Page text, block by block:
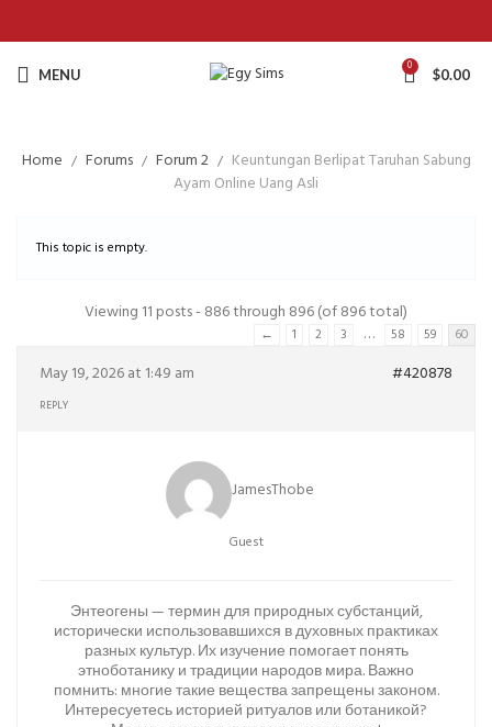
MENU 0 $0.00
Home Forums Forum 2
Keuntungan Berlipat Taruhan Sabung
Ayam Online Uang Asli
This topic is empty.
Viewing 11 posts - 886 through 896 (of 896 total)
← 1 2 3 … 58 59 60
May 19, 2026 at 1:49 am #420878
REPLY
JamesThobe
Guest
Энтеогены — термин для природных субстанций,
исторически использовавшихся в духовных практиках
разных культур. Их изучение помогает понять
этноботанику и традиции народов мира. Важно
помнить: многие такие вещества запрещены законом.
Интересуетесь историей ритуалов или ботаникой?